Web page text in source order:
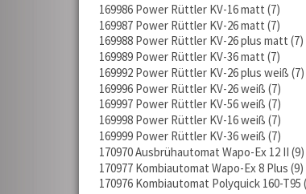
169986 Power Rüttler KV-16 matt 7
169987 Power Rüttler KV-26 matt 7
169988 Power Rüttler KV-26 plus matt 7
169989 Power Rüttler KV-36 matt 7
169992 Power Rüttler KV-26 plus weiß 7
169996 Power Rüttler KV-26 weiß 7
169997 Power Rüttler KV-56 weiß 7
169998 Power Rüttler KV-16 weiß 7
169999 Power Rüttler KV-36 weiß 7
170970 Ausbrühautomat Wapo-Ex 12 II 9
170977 Kombiautomat Wapo-Ex 8 Plus 9
170976 Kombiautomat Polyquick 160-T95